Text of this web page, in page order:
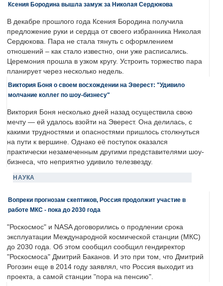
Ксения Бородина вышла замуж за Николая Сердюкова
В декабре прошлого года Ксения Бородина получила
предложение руки и сердца от своего избранника Николая
Сердюкова. Пара не стала тянуть с оформлением
отношений – как стало известно, они уже расписались.
Церемония прошла в узком кругу. Устроить торжество пара
планирует через несколько недель.
Виктория Боня о своем восхождении на Эверест: "Удивило
молчание коллег по шоу-бизнесу"
Виктория Боня несколько дней назад осуществила свою
мечту — ей удалось взойти на Эверест. Она делилась, с
какими трудностями и опасностями пришлось столкнуться
на пути к вершине. Однако её поступок оказался
практически незамеченным другими представителями шоу-
бизнеса, что неприятно удивило телезвезду.
НАУКА
Вопреки прогнозам скептиков, Россия продолжит участие в
работе МКС - пока до 2030 года
"Роскосмос" и NASA договорились о продлении срока
эксплуатации Международной космической станции (МКС)
до 2030 года. Об этом сообщил сообщил гендиректор
"Роскосмоса" Дмитрий Баканов. И это при том, что Дмитрий
Рогозин еще в 2014 году заявлял, что Россия выходит из
проекта, а самой станции "пора на пенсию".